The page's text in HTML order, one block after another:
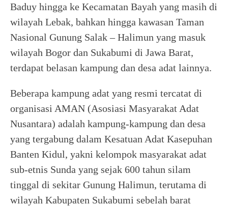
Baduy hingga ke Kecamatan Bayah yang masih di
wilayah Lebak, bahkan hingga kawasan Taman
Nasional Gunung Salak – Halimun yang masuk
wilayah Bogor dan Sukabumi di Jawa Barat,
terdapat belasan kampung dan desa adat lainnya.
Beberapa kampung adat yang resmi tercatat di
organisasi AMAN (Asosiasi Masyarakat Adat
Nusantara) adalah kampung-kampung dan desa
yang tergabung dalam Kesatuan Adat Kasepuhan
Banten Kidul, yakni kelompok masyarakat adat
sub-etnis Sunda yang sejak 600 tahun silam
tinggal di sekitar Gunung Halimun, terutama di
wilayah Kabupaten Sukabumi sebelah barat